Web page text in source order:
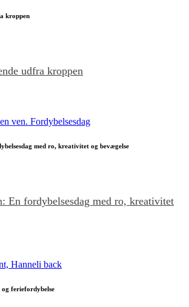
kroppen
udfra kroppen
med ro, kreativitet og bevægelse
En fordybelsesdag med ro, kreativitet
feriefordybelse